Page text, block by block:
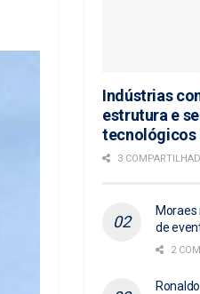
Indústrias
estrutura e
tecnológicos
3
de
2